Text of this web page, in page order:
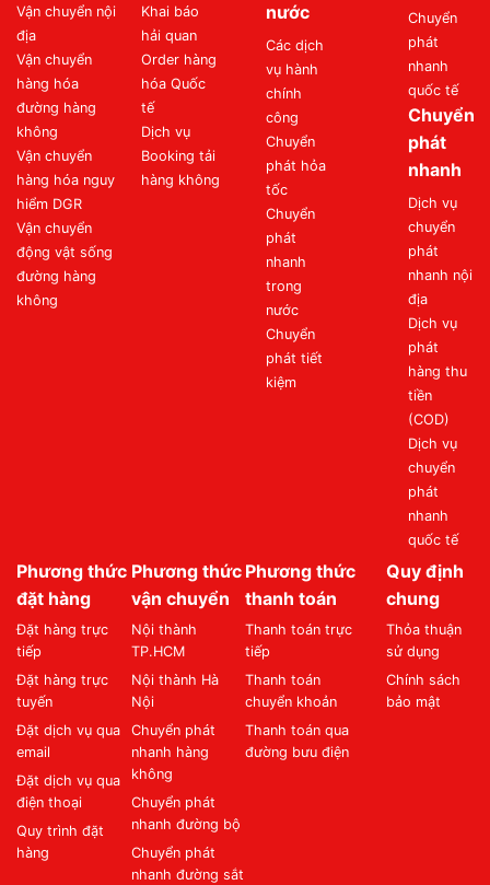
Vận chuyển nội
địa
Vận chuyển
hàng hóa
đường hàng
không
Vận chuyển
hàng hóa nguy
hiểm DGR
Vận chuyển
động vật sống
đường hàng
không
Khai báo
hải quan
Order hàng
hóa Quốc
tế
Dịch vụ
Booking tải
hàng không
nước
Các dịch
vụ hành
chính
công
Chuyển
phát hỏa
tốc
Chuyển
phát
nhanh
trong
nước
Chuyển
phát tiết
kiệm
Chuyển
phát
nhanh
quốc tế
Chuyển
phát
nhanh
Dịch vụ
chuyển
phát
nhanh nội
địa
Dịch vụ
phát
hàng thu
tiền
(COD)
Dịch vụ
chuyển
phát
nhanh
quốc tế
Phương thức
đặt hàng
Đặt hàng trực
tiếp
Đặt hàng trực
tuyến
Đặt dịch vụ qua
email
Đặt dịch vụ qua
điện thoại
Quy trình đặt
hàng
Phương thức
vận chuyển
Nội thành
TP.HCM
Nội thành Hà
Nội
Chuyển phát
nhanh hàng
không
Chuyển phát
nhanh đường bộ
Chuyển phát
nhanh đường sắt
Phương thức
thanh toán
Thanh toán trực
tiếp
Thanh toán
chuyển khoản
Thanh toán qua
đường bưu điện
Quy định
chung
Thỏa thuận
sử dụng
Chính sách
bảo mật